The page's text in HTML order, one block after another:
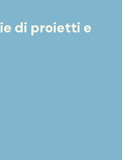
di proietti e